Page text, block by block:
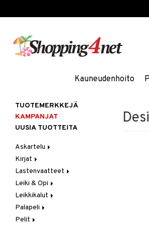
Kauneudenhoito
TUOTEMERKKEJÄ
KAMPANJAT
UUSIA TUOTTEITA
Askartelu
Askartelumateriaalit
Askartelusetti
Helmet
Koulutarvikkeet
Muovailuvaha
Piirrä ja maalaa
Kirjat
Askartelukirjat
Maalauskirjat
Päiväkirjat
Lastenvaatteet
Alaosat
Leggingsit
Alusvaatteet & Sukat
Kengät
Mekot
Leiki & Opi
Opetuslelut
Oppimispelit
Soittimet
Leikkikalut
Ajoneuvot
Autoradat
Eläimet
Palapeli
1000 palaa
Pelit